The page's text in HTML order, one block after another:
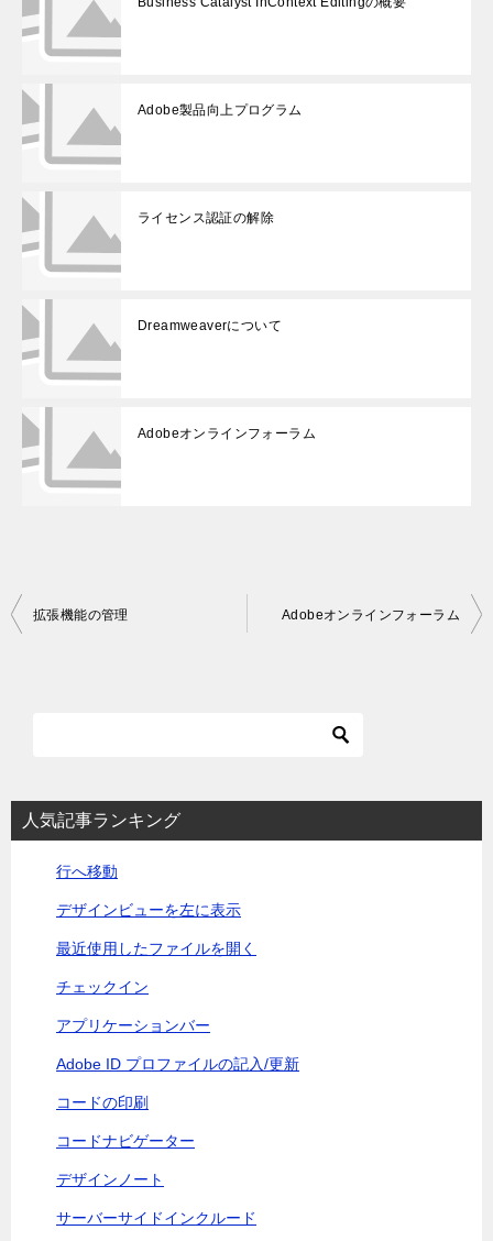
Adobe製品向上プログラム
ライセンス認証の解除
Dreamweaverについて
Adobeオンラインフォーラム
投
シ
拡張機能の管理 Adobeオンラインフォーラム
人気記事ランキング
行へ移動
デザインビューを左に表示
最近使用したファイルを開く
チェックイン
アプリケーションバー
Adobe ID プロファイルの記入/更新
コードの印刷
コードナビゲーター
デザインノート
サーバーサイドインクルード